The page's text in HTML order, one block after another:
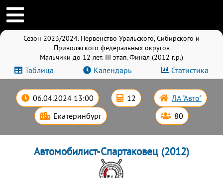
Сезон 2023/2024. Первенство Уральского, Сибирского и
Приволжского федеральных округов
Мальчики до 12 лет. III этап. Финал (2012 г.р.)
Таблица Календарь Статистика
06.04.2024 13:00 12 ЛА "Авто"
Екатеринбург 80
Автомобилист-Спартаковец (2012)